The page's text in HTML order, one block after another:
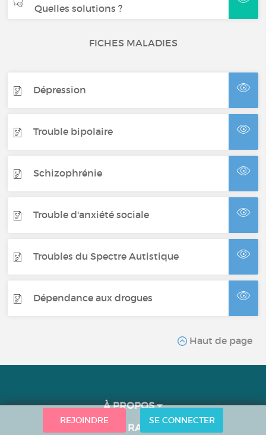
Quelles solutions ?
FICHES MALADIES
Dépression
Trouble bipolaire
Schizophrénie
Trouble d'anxiété sociale
Troubles du Spectre Autistique
Dépendance aux drogues
Haut de page
REJOINDRE SE CONNECTER
À PROPOS
ACCÈS RAPIDE